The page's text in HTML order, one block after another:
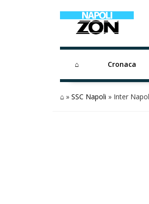
⌂ Cronaca
⌂ » SSC Napoli » Inter